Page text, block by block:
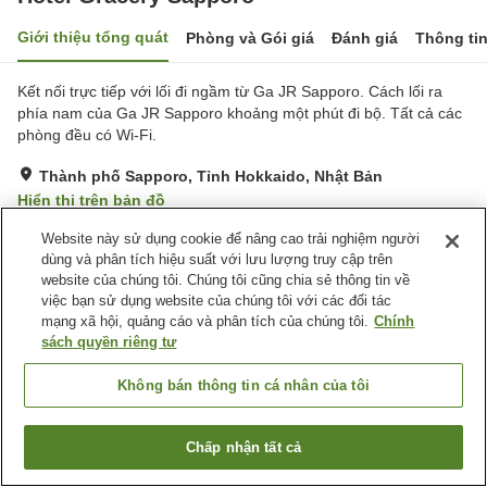
Giới thiệu tổng quát Phòng và Gói giá Đánh giá Thông
Kết nối trực tiếp với lối đi ngầm từ Ga JR Sapporo. Cách lối ra
phía nam của Ga JR Sapporo khoảng một phút đi bộ. Tất cả các
phòng đều có Wi-Fi.
Thành phố Sapporo, Tỉnh Hokkaido, Nhật Bản
Hiển thị trên bản đồ
Tuyệt vời Đánh giá:1,650lượt
Tiện nghi chỗ nghỉ
Wi-Fi
Cách nhà ga 5 phút đi bộ
Bãi đỗ xe tính phí
Trang chủ Nhật Bản Tỉnh Hokkaido
Thành phố Sapporo
Hotel Gracery Sapporo
Tìm phòng trống
Website này sử dụng cookie để nâng cao trải nghiệm người
dùng và phân tích hiệu suất với lưu lượng truy cập trên
website của chúng tôi. Chúng tôi cũng chia sẻ thông tin về
việc bạn sử dụng website của chúng tôi với các đối tác
mạng xã hội, quảng cáo và phân tích của chúng tôi. Chính
sách quyền riêng tư
Không bán thông tin cá nhân của tôi
Chấp nhận tất cả